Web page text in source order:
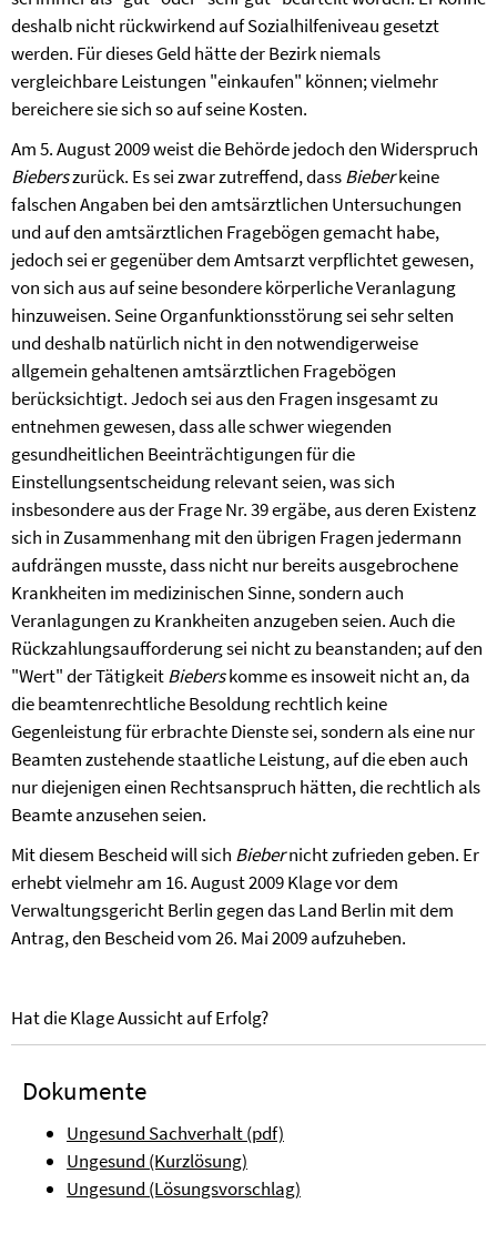
deshalb nicht rückwirkend auf Sozialhilfeniveau gesetzt
werden. Für dieses Geld hätte der Bezirk niemals
vergleichbare Leistungen "einkaufen" können; vielmehr
bereichere sie sich so auf seine Kosten.
Am 5. August 2009 weistdie Behördejedoch den Widerspruch
Bieberszurück. Es sei zwar zutreffend, dassBieberkeine
falschen Angaben bei den amtsärztlichen Untersuchungen
und auf den amtsärztlichen Fragebögen gemacht habe,
jedoch sei er gegenüber dem Amtsarzt verpflichtet gewesen,
von sich aus auf seine besondere körperliche Veranlagung
hinzuweisen. Seine Organfunktionsstörung sei sehr selten
und deshalb natürlich nicht in den notwendigerweise
allgemein gehaltenen amtsärztlichen Fragebögen
berücksichtigt. Jedoch sei aus den Fragen insgesamt zu
entnehmen gewesen, dass alle schwer wiegenden
gesundheitlichen Beeinträchtigungen für die
Einstellungsentscheidung relevant seien, was sich
insbesondere aus der Frage Nr. 39 ergäbe, aus deren Existenz
sich in Zusammenhang mit den übrigen Fragen jedermann
aufdrängen musste, dass nicht nur bereits ausgebrochene
Krankheiten im medizinischen Sinne, sondern auch
Veranlagungen zu Krankheiten anzugeben seien. Auch die
Rückzahlungsaufforderung sei nicht zu beanstanden; auf den
"Wert" der TätigkeitBieberskomme es insoweit nicht an, da
die beamtenrechtliche Besoldung rechtlich keine
Gegenleistung für erbrachte Dienste sei, sondern als eine nur
Beamten zustehende staatliche Leistung, auf die eben auch
nur diejenigen einen Rechtsanspruch hätten, die rechtlich als
Beamte anzusehen seien.
Mit diesem Bescheid will sich Biebernicht zufrieden geben. Er
erhebt vielmehr am 16. August 2009 Klage vor dem
Verwaltungsgericht Berlin gegen das Land Berlin mit dem
Antrag, den Bescheid vom 26. Mai 2009 aufzuheben.
Hat die Klage Aussicht auf Erfolg?
Dokumente
Ungesund Sachverhalt (pdf)
Ungesund (Kurzlösung)
Ungesund (Lösungsvorschlag)